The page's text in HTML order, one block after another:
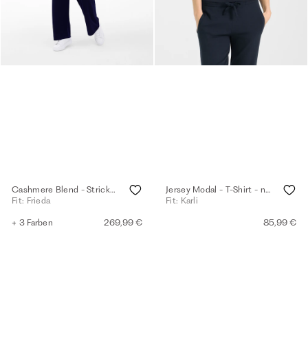
Cashmere Blend - Strickhose - navy
Fit: Frieda
+ 3 Farben 269,99 €
Jersey Modal - T-Shirt - navy
Fit: Karli
85,99 €